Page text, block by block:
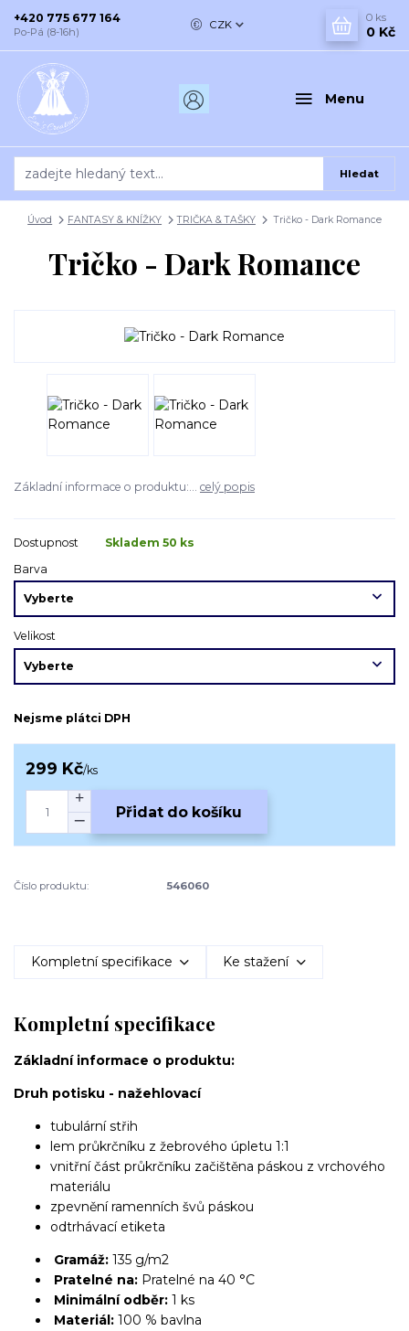
Menu
CZK
Hledat
+420 775 677 164
Po-Pá (8-16h)
0 ks
0 Kč
Úvod FANTASY & KNÍŽKY TRIČKA & TAŠKY Tričko - Dark Romance
Tričko - Dark Romance
Základní informace o produktu:... celý popis
Dostupnost
Skladem 50 ks
Barva
Velikost
Nejsme plátci DPH
299 Kč/ks
Přidat do košíku
Číslo produktu: 546060
Kompletní specifikace Ke stažení
Kompletní specifikace
Základní informace o produktu:
Druh potisku - nažehlovací
tubulární střih
lem průkrčníku z žebrového úpletu 1:1
vnitřní část průkrčníku začištěna páskou z vrchového
materiálu
zpevnění ramenních švů páskou
odtrhávací etiketa
Gramáž: 135 g/m2
Pratelné na: Pratelné na 40 °C
Minimální odběr: 1 ks
Materiál: 100 % bavlna